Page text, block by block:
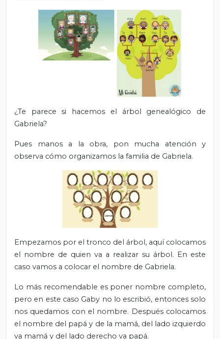
¿Te parece si hacemos el árbol genealógico de
Gabriela?
Pues manos a la obra, pon mucha atención y
observa cómo organizamos la familia de Gabriela.
Empezamos por el tronco del árbol, aquí colocamos
el nombre de quien va a realizar su árbol. En este
caso vamos a colocar el nombre de Gabriela.
Lo más recomendable es poner nombre completo,
pero en este caso Gaby no lo escribió, entonces solo
nos quedamos con el nombre. Después colocamos
el nombre del papá y de la mamá, del lado izquierdo
va mamá y del lado derecho va papá.